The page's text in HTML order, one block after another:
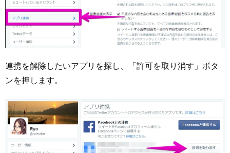
連携を解除したいアプリを探し、「許可を取り消す」ボタ
ンを押します。